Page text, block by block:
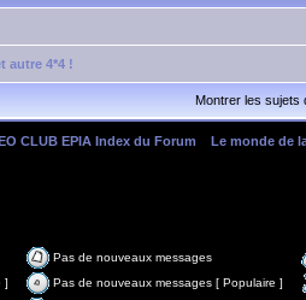
autre 4*4 !
Montrer les sujets
CLUB EPIA Index du Forum Le monde de
Pas de nouveaux messages
]
Pas de nouveaux messages [ Populaire ]